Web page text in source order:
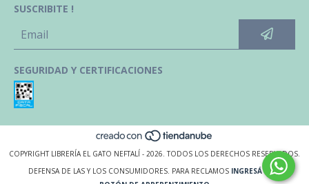
SUSCRIBITE !
SEGURIDAD Y CERTIFICACIONES
COPYRIGHT LIBRERÍA EL GATO NEFTALÍ - 2026. TODOS LOS DERECHOS RESERVADOS.
DEFENSA DE LAS Y LOS CONSUMIDORES. PARA RECLAMOS INGRESÁ ACÁ.